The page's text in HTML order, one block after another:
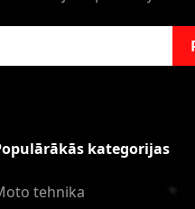
kategorijas
tehnika